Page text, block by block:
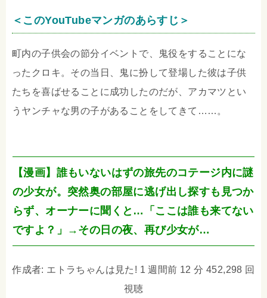
＜このYouTubeマンガのあらすじ＞
町内の子供会の節分イベントで、鬼役をすることにな
ったクロキ。その当日、鬼に扮して登場した彼は子供
たちを喜ばせることに成功したのだが、アカマツとい
うヤンチャな男の子があることをしてきて……。
【漫画】誰もいないはずの旅先のコテージ内に謎
の少女が。突然奥の部屋に逃げ出し探すも見つか
らず、オーナーに聞くと…「ここは誰も来てない
ですよ？」→その日の夜、再び少女が…
作成者: エトラちゃんは見た! 1 週間前 12 分 452,298 回
視聴